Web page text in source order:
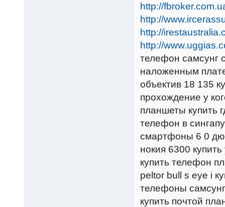
http://
http://
http://
http://
телефон самсунг
наложенным
объектив 18 135
прохождение у
планшеты купить
телефон в
смартфоны 6 0
нокия 6300
купить телефон
peltor bull s eye i
телефоны
купить почтой